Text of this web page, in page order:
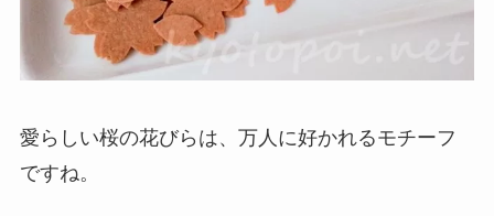
愛らしい桜の花びらは、万人に好かれるモチーフ
ですね。